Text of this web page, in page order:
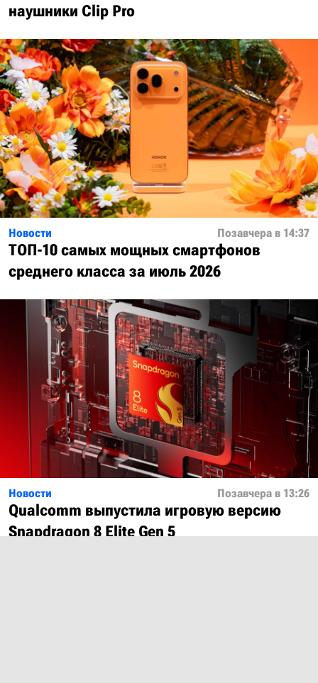
наушники Clip Pro
Новости Позавчера в 14:37
ТОП-10 самых мощных смартфонов
среднего класса за июль 2026
Новости Позавчера в 13:26
Qualcomm выпустила игровую версию
Snapdragon 8 Elite Gen 5